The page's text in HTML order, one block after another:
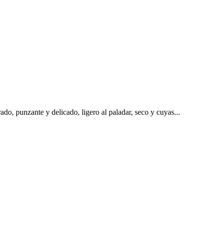
punzante y delicado, ligero al paladar, seco y cuyas...